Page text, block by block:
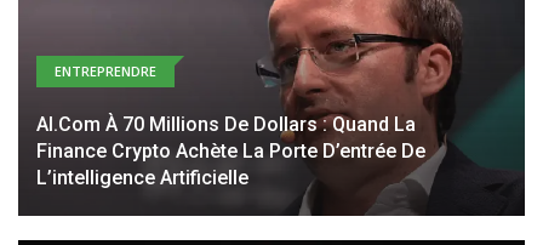
ENTREPRENDRE
AI.com À 70 Millions De Dollars : Quand La
Finance Crypto Achète La Porte D’entrée De
L’intelligence Artificielle